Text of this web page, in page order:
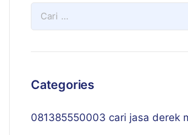
Categories
081385550003 cari jasa derek